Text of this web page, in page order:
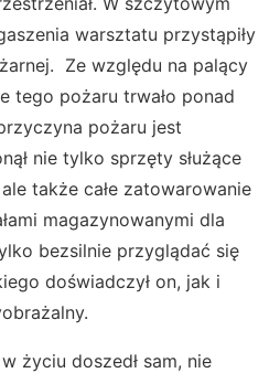
warsztatu przystąpiły
Ze względu na palący
tego pożaru trwało ponad
pożaru jest
nie tylko sprzęty służące
także całe zatowarowanie
magazynowanymi dla
bezsilnie przyglądać się
doświadczył on, jak i
życiu doszedł sam, nie